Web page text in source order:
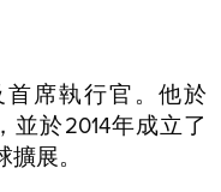
首席執行官。他於
並於2014年成立了
展。